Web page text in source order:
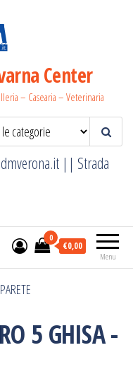
Center
– Casearia – Veterinaria
|| Strada
Menu
0
€0,00
5 GHISA -